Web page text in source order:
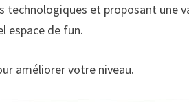
technologiques et proposant une
espace de fun.
améliorer votre niveau.